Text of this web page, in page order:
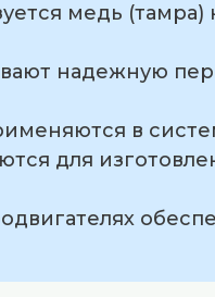
медь
надежную
в
для